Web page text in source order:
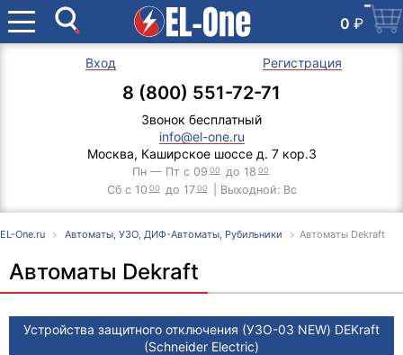
0 ₽
Вход Регистрация
8 (800) 551-72-71
Звонок бесплатный
info@el-one.ru
Москва, Каширское шоссе д. 7 кор.3
Пн — Пт с 09 00 до 18 00
Сб с 10 00 до 17 00 | Выходной: Вс
EL-One.ru Автоматы, УЗО, ДИФ-Автоматы, Рубильники Автоматы Dekraft
Автоматы Dekraft
Устройства защитного отключения (УЗО-03 NEW) DEKraft
(Schneider Electric)